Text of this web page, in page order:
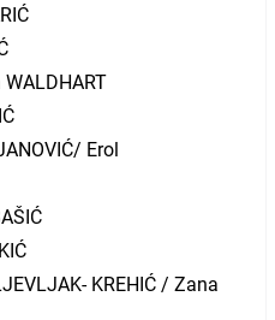
Erol
KREHIĆ / Zana